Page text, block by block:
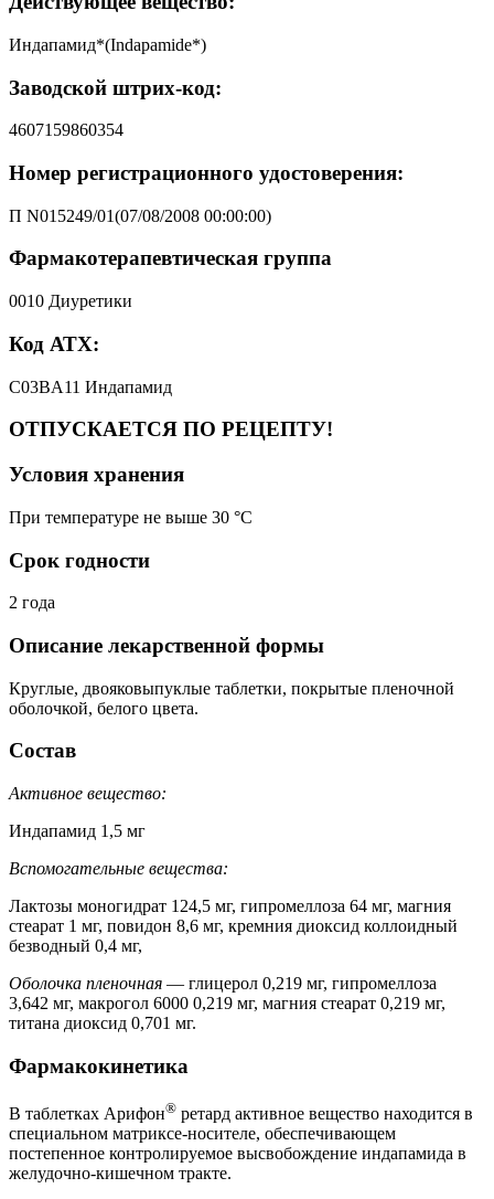
Индапамид*(Indapamide*)
Заводской штрих-код:
4607159860354
Номер регистрационного удостоверения:
П N015249/01(07/08/2008 00:00:00)
Фармакотерапевтическая группа
0010 Диуретики
Код АТХ:
C03BA11 Индапамид
ОТПУСКАЕТСЯ ПО РЕЦЕПТУ!
Условия хранения
При температуре не выше 30 °C
Срок годности
2 года
Описание лекарственной формы
Круглые, двояковыпуклые таблетки, покрытые пленочной
оболочкой, белого цвета.
Состав
Активное вещество:
Индапамид 1,5 мг
Вспомогательные вещества:
Лактозы моногидрат 124,5 мг, гипромеллоза 64 мг, магния
стеарат 1 мг, повидон 8,6 мг, кремния диоксид коллоидный
безводный 0,4 мг,
Оболочка пленочная — глицерол 0,219 мг, гипромеллоза
3,642 мг, макрогол 6000 0,219 мг, магния стеарат 0,219 мг,
титана диоксид 0,701 мг.
Фармакокинетика
В таблетках Арифон® ретард активное вещество находится в
специальном матриксе-носителе, обеспечивающем
постепенное контролируемое высвобождение индапамида в
желудочно-кишечном тракте.